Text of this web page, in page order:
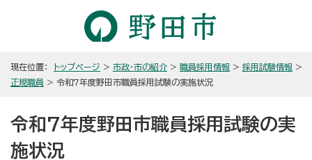
現在位置： トップページ > 市政・市の紹介 > 職員採用情報 > 採用試験情報 >
正規職員 > 令和7年度野田市職員採用試験の実施状況
令和7年度野田市職員採用試験の実
施状況